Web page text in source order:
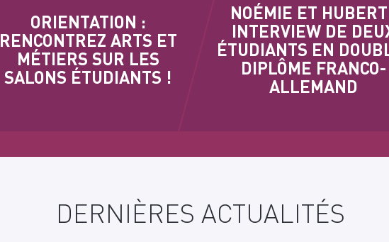
ORIENTATION :
RENCONTREZ ARTS ET
MÉTIERS SUR LES
SALONS ÉTUDIANTS !
NOÉMIE ET
INTERVIEW DE
ÉTUDIANTS EN
DIPLÔME FRANCO-
ALLEMAND
DERNIÈRES ACTUALITÉS